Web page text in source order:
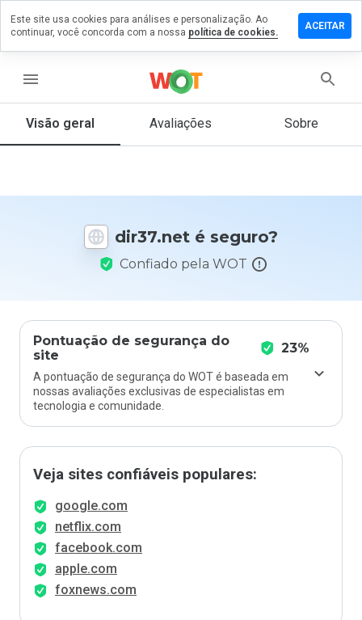
menu
Visão geral Avaliações Sobre
dir37.net é seguro?
Confiado pela WOT
Pontuação de segurança do
site
23%
A pontuação de segurança do WOT é baseada em
nossas avaliações exclusivas de especialistas em
tecnologia e comunidade.
Veja sites confiáveis populares:
google.com
netflix.com
facebook.com
apple.com
foxnews.com
um
que
Este site usa cookies para análises e personalização. Ao
continuar, você concorda com a nossa política de cookies.
ACEITAR